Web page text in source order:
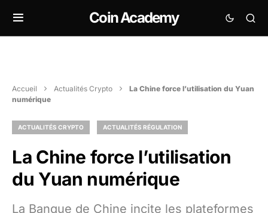
Coin Academy
Accueil Actualités Crypto
La Chine force l’utilisation du Yuan
numérique
ACTUALITÉS CRYPTO ACTUALITÉS RÉGULATION
La Chine force l’utilisation
du Yuan numérique
La Banque de Chine incite les plateformes